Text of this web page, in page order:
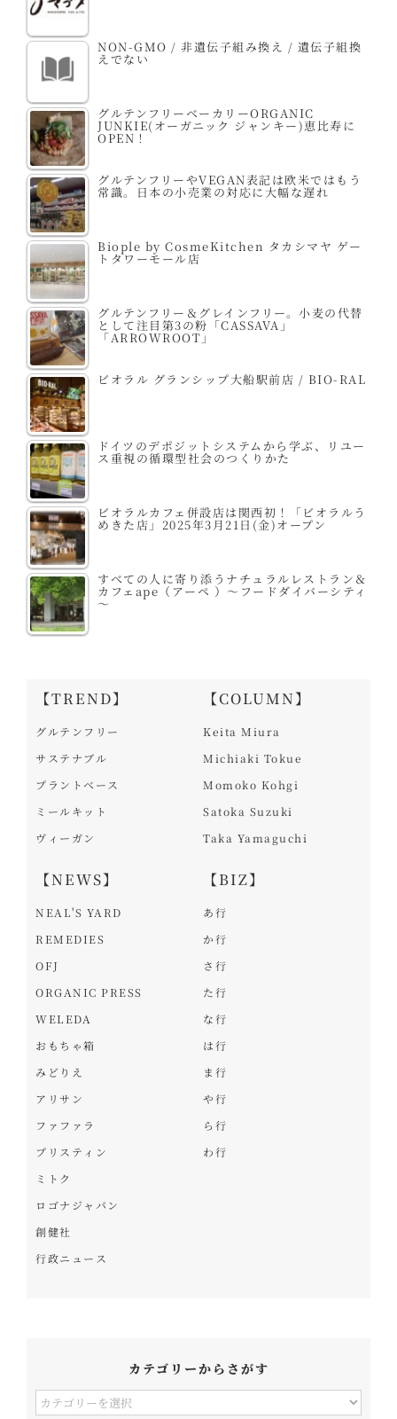
NON-GMO / 非遺伝子組み換え / 遺伝子組換
えでない
グルテンフリーベーカリーORGANIC
JUNKIE(オーガニック ジャンキー)恵比寿に
OPEN！
グルテンフリーやVEGAN表記は欧米ではもう
常識。日本の小売業の対応に大幅な遅れ
Biople by CosmeKitchen タカシマヤ ゲー
トタワーモール店
グルテンフリー＆グレインフリー。小麦の代替
として注目第3の粉「CASSAVA」
「ARROWROOT」
ビオラル グランシップ大船駅前店 / BIO-RAL
ドイツのデポジットシステムから学ぶ、リユー
ス重視の循環型社会のつくりかた
ビオラルカフェ併設店は関西初！「ビオラルう
めきた店」2025年3月21日(金)オープン
すべての人に寄り添うナチュラルレストラン＆
カフェape（アーペ ）～フードダイバーシティ
～
【TREND】
グルテンフリー
サステナブル
プラントベース
ミールキット
ヴィーガン
【NEWS】
NEAL'S YARD
REMEDIES
OFJ
ORGANIC PRESS
WELEDA
おもちゃ箱
みどりえ
アリサン
ファファラ
プリスティン
ミトク
ロゴナジャパン
創健社
行政ニュース
【COLUMN】
Keita Miura
Michiaki Tokue
Momoko Kohgi
Satoka Suzuki
Taka Yamaguchi
【BIZ】
あ行
か行
さ行
た行
な行
は行
ま行
や行
ら行
わ行
カテゴリーからさがす
カ